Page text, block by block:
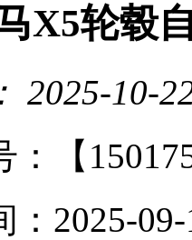
X5轮毂
2025-10-
【
：2025-09-